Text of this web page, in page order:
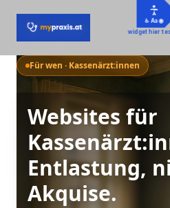
♿ Aa 🌐
widget hier
Für wen · Kassenärzt:innen
Websites für
Entlastung,
Akquise.